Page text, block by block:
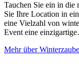
Tauchen Sie ein in die
Sie Ihre Location in
eine Vielzahl von
Event eine
Mehr über